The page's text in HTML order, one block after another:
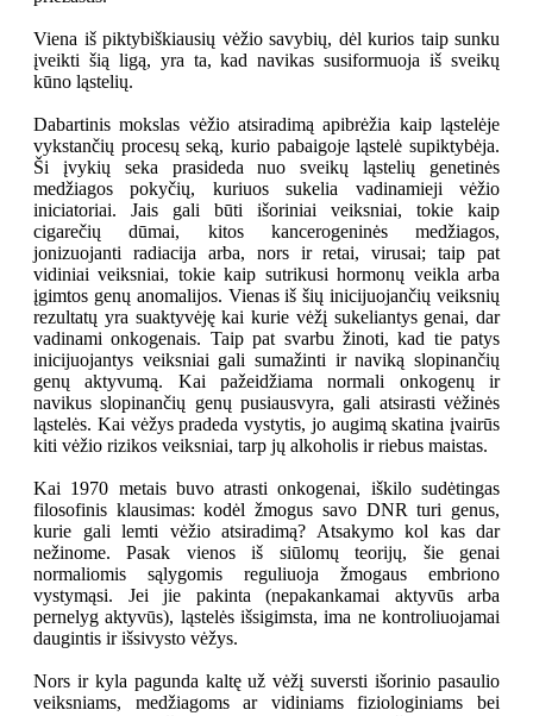
Viena iš piktybiškiausių vėžio savybių, dėl kurios taip sunku
įveikti šią ligą, yra ta, kad navikas susiformuoja iš sveikų
kūno ląstelių.
Dabartinis mokslas vėžio atsiradimą apibrėžia kaip ląstelėje
vykstančių procesų seką, kurio pabaigoje ląstelė supiktybėja.
Ši įvykių seka prasideda nuo sveikų ląstelių genetinės
medžiagos pokyčių, kuriuos sukelia vadinamieji vėžio
iniciatoriai. Jais gali būti išoriniai veiksniai, tokie kaip
cigarečių dūmai, kitos kancerogeninės medžiagos,
jonizuojanti radiacija arba, nors ir retai, virusai; taip pat
vidiniai veiksniai, tokie kaip sutrikusi hormonų veikla arba
įgimtos genų anomalijos. Vienas iš šių inicijuojančių veiksnių
rezultatų yra suaktyvėję kai kurie vėžį sukeliantys genai, dar
vadinami onkogenais. Taip pat svarbu žinoti, kad tie patys
inicijuojantys veiksniai gali sumažinti ir naviką slopinančių
genų aktyvumą. Kai pažeidžiama normali onkogenų ir
navikus slopinančių genų pusiausvyra, gali atsirasti vėžinės
ląstelės. Kai vėžys pradeda vystytis, jo augimą skatina įvairūs
kiti vėžio rizikos veiksniai, tarp jų alkoholis ir riebus maistas.
Kai 1970 metais buvo atrasti onkogenai, iškilo sudėtingas
filosofinis klausimas: kodėl žmogus savo DNR turi genus,
kurie gali lemti vėžio atsiradimą? Atsakymo kol kas dar
nežinome. Pasak vienos iš siūlomų teorijų, šie genai
normaliomis sąlygomis reguliuoja žmogaus embriono
vystymąsi. Jei jie pakinta (nepakankamai aktyvūs arba
pernelyg aktyvūs), ląstelės išsigimsta, ima ne­ kontroliuojamai
daugintis ir išsivysto vėžys.
Nors ir kyla pagunda kaltę už vėžį suversti išorinio pasaulio
veiksniams, medžiagoms ar vidiniams fiziologiniams bei